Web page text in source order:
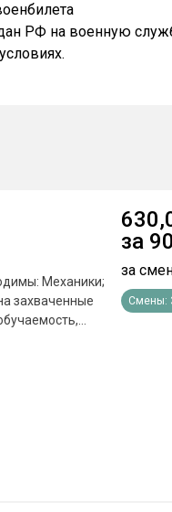
РФ на вoeнную
Механики;
захваченные
поставленных
по
от региона
за 90
за
Смены: